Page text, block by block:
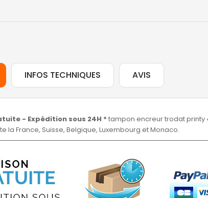
INFOS TECHNIQUES AVIS
- Expédition sous 24H * tampon encreur trodat printy
la France, Suisse, Belgique, Luxembourg et Monaco.